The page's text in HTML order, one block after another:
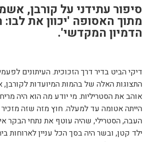
סיפור עתידני על קורבן,
מתוך האסופה 'יכוון את
הדמיון המקדשי'.
דיקי הביט בדיר דרך הזכוכית. העיתונים
התצוגות האלה של בהמות המיועדות לקורבן,
אוהב את הסטריליות. מי יודע מה הוא היה
הייתה אטומה עד למעלה. חוץ מזה שזה מזכיר
העבה, הסטרילי, שהיה עוטף את נתחי הבקר
ילד קטן, ובשר היה בסך הכל עניין לארוחות